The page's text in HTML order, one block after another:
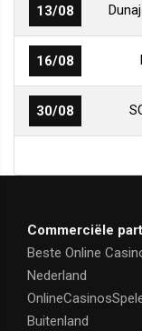
13/08
16/08
30/08
Commerciële
Beste Online
Nederland
Buitenland